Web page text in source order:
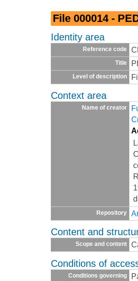
File 000014 -
Identity area
Reference code
Title
Level of description
Context area
Name of creator
Repository
Content and
Scope and content
Conditions of
Conditions governing